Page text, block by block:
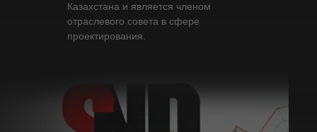
Казахстана и является членом
отраслевого совета в сфере
проектирования.